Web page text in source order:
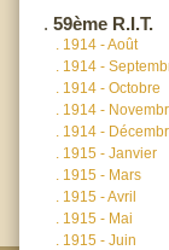
. 59ème R.I.T.
. 1914 - Août
. 1914 -
. 1914 - Octobre
. 1914 -
. 1914 -
. 1915 - Janvier
. 1915 - Mars
. 1915 - Avril
. 1915 - Mai
. 1915 - Juin